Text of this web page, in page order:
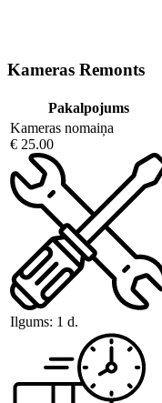
Kameras Remonts
Pakalpojums
Kameras nomaiņa
€ 25.00
Ilgums: 1 d.